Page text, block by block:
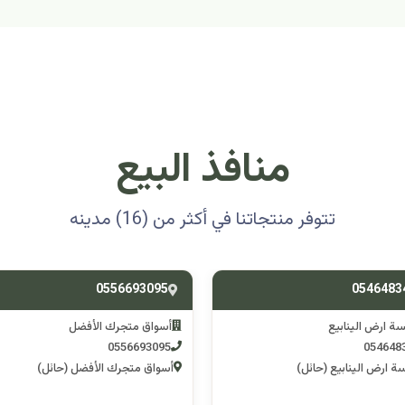
منافذ البيع
تتوفر منتجاتنا في أكثر من (16) مدينه
متجرك الأفضل
متجرك الأفضل (حائل)
0501314012
اسوق مكشات جو
0501314012
اسوق مكشات جو (الرصف)